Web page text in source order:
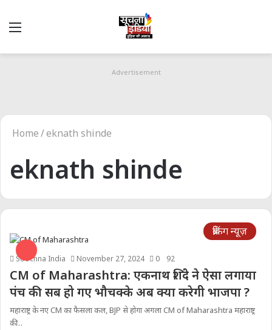
Advertisement
Home/eknath shinde
eknath shinde
ब्रेकिंग न्यूज़
Soochna India November 27, 2024 0 92
CM of Maharashtra: एकनाथ शिंदे ने ऐसा लगाया
पंच की सब हो गए भौचक्के अब क्या करेगी भाजपा ?
महाराष्ट्र के नए CM का फैसला कल, BJP से होगा अगला CM of Maharashtra महाराष्ट्र
की…